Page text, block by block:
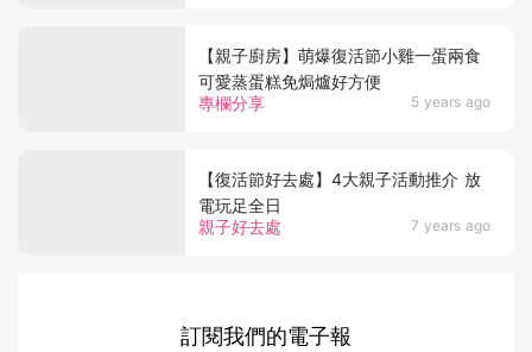
專欄分享 5 years ago
【親子廚房】萌爆復活節小雞一蛋兩食
可愛蒸蛋糕免焗爐好方便
親子好去處 7 years ago
【復活節好去處】4大親子活動推介 放
電玩足全日
訂閱我們的電子報